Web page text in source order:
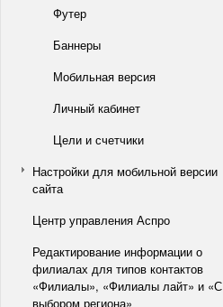
Футер
Баннеры
Мобильная версия
Личный кабинет
Цели и счетчики
Настройки для мобильной версии
сайта
Центр управления Аспро
Редактирование информации о
филиалах для типов контактов
«Филиалы», «Филиалы лайт» и «С
выбором региона»